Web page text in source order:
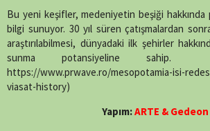
Bu yeni keşifler, medeniyetin beşiği
bilgi sunuyor. 30 yıl süren çatışmalardan
araştırılabilmesi, dünyadaki ilk şehirler
sunma potansiyeline
https://www.prwave.ro/mesopotamia-isi-
viasat-history)
Yapım:ARTE & Gedeon